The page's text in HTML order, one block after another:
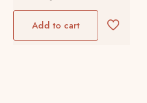
a
fost:
780,00 lei.
curent
este:
546,00 lei.
Add to cart